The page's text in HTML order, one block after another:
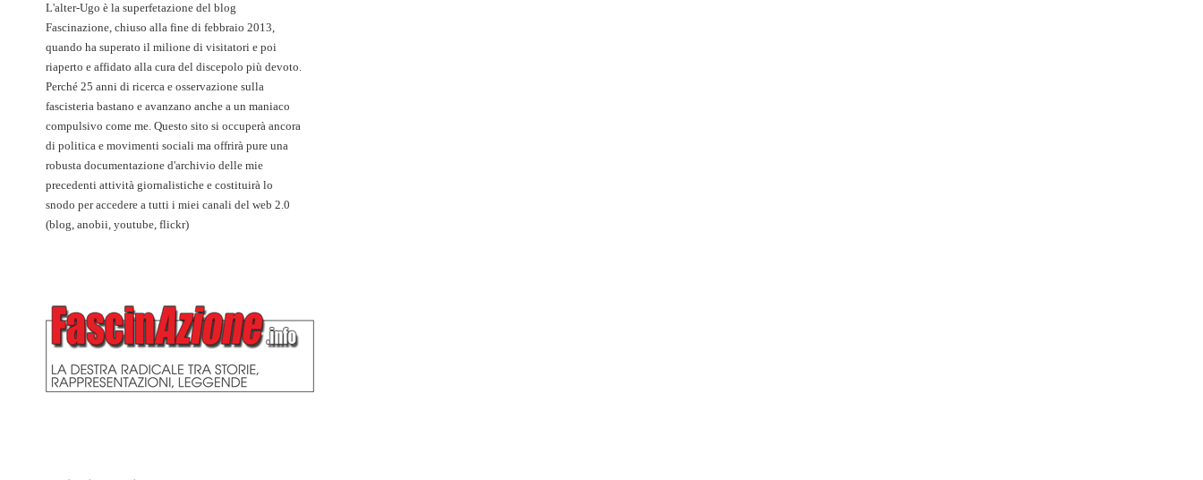
L'alter-Ugo è la superfetazione del blog
Fascinazione, chiuso alla fine di febbraio 2013,
quando ha superato il milione di visitatori e poi
riaperto e affidato alla cura del discepolo più devoto.
Perché 25 anni di ricerca e osservazione sulla
fascisteria bastano e avanzano anche a un maniaco
compulsivo come me. Questo sito si occuperà ancora
di politica e movimenti sociali ma offrirà pure una
robusta documentazione d'archivio delle mie
precedenti attività giornalistiche e costituirà lo
snodo per accedere a tutti i miei canali del web 2.0
(blog, anobii, youtube, flickr)